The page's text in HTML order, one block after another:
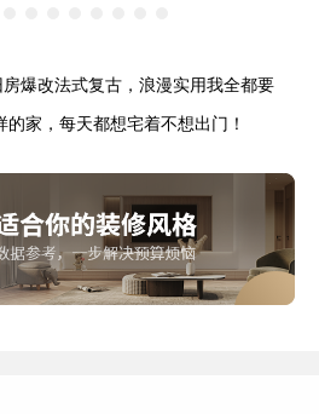
爆改法式复古，浪漫实用我全都要
的家，每天都想宅着不想出门！